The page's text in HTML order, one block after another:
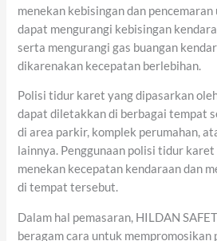
menekan kebisingan dan
dapat mengurangi kebisingan
serta mengurangi gas buangan
dikarenakan kecepatan berlebihan.
Polisi tidur karet yang dipasarkan
dapat diletakkan di berbagai tempat
di area parkir, komplek perumahan,
lainnya. Penggunaan polisi tidur
menekan kecepatan kendaraan dan
di tempat tersebut.
Dalam hal pemasaran, HILDAN
beragam cara untuk mempromosikan